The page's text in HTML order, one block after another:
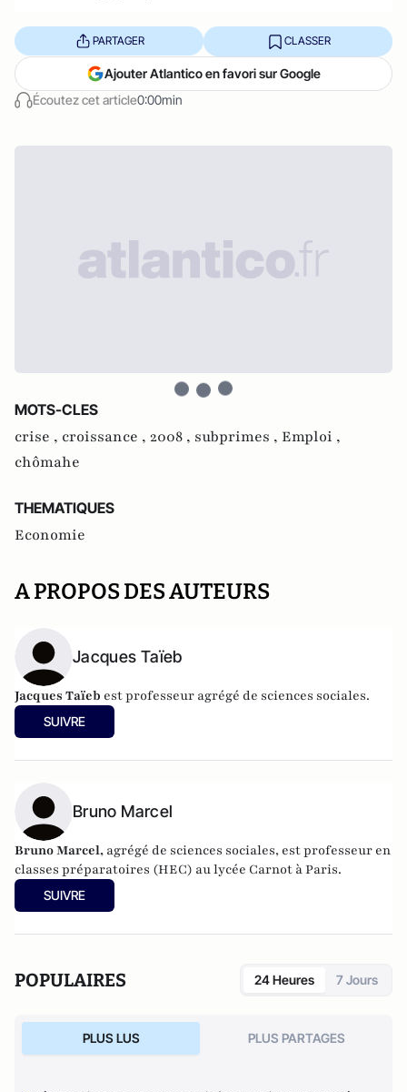
Écoutez cet article0:00min
PARTAGER CLASSER
Ajouter Atlantico en favori sur Google
MOTS-CLES
crise , croissance , 2008 , subprimes , Emploi ,
chômahe
THEMATIQUES
Economie
A PROPOS DES AUTEURS
Jacques Taïeb
Jacques Taïeb est professeur agrégé de sciences sociales.
SUIVRE
Bruno Marcel
Bruno Marcel, agrégé de sciences sociales, est professeur en
classes préparatoires (HEC) au lycée Carnot à Paris.
SUIVRE
POPULAIRES 24 Heures 7 Jours
PLUS LUS PLUS PARTAGES